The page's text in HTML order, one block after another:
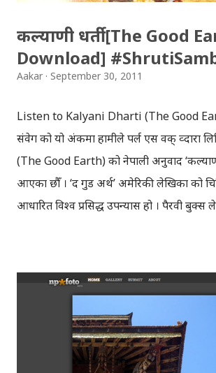
कल्याणी धर्ती [The Good
Download]
Aakar September 30, 2011
Listen to Kalyani Dharti (The Good
संवेग को यो अंकमा हामीले पर्ल एस वक् व्दारा
(The Good Earth) को नेपाली अनुवाद ‘कल्याणी
आएका छौँ । ‘द गुड अर्थ’ अमेरिकी लेखिका को
आधारित विश्व प्रसिद्ध उपन्यास हो । पैरवी बुक्स
थियो । ‘द गुड अर्थ’ ले दक्षिणी चीन को गाउँ को
कल्याणी धर्ती रेडियो उज्यालो ९० मेगाहर्ज बाट
बजिसकेको छ । १६ अंक मा प्रशारण भएको
अच्युत घिमिरे ले वाचन गर्नुभएको छ । कल्याणी
अंकहरु डाउनलोड गर्नुहोस् ! Kalyani Dharti